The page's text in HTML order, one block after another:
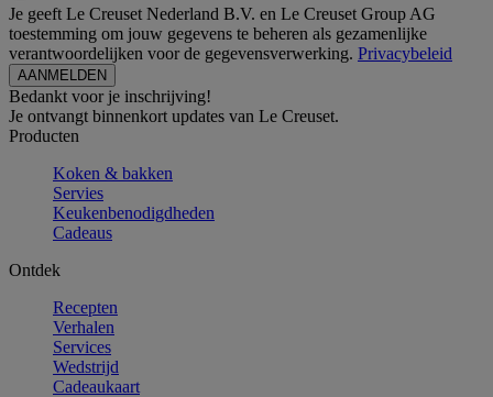
Je geeft Le Creuset Nederland B.V. en Le Creuset Group AG
toestemming om jouw gegevens te beheren als gezamenlijke
verantwoordelijken voor de gegevensverwerking. Privacybeleid
Bedankt voor je inschrijving!
Je ontvangt binnenkort updates van Le Creuset.
Producten
Koken & bakken
Servies
Keukenbenodigdheden
Cadeaus
Ontdek
Recepten
Verhalen
Services
Wedstrijd
Cadeaukaart